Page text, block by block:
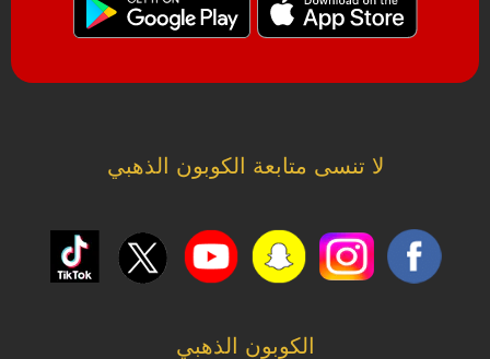
لا تنسى متابعة الكوبون الذهبي
الكوبون الذهبي